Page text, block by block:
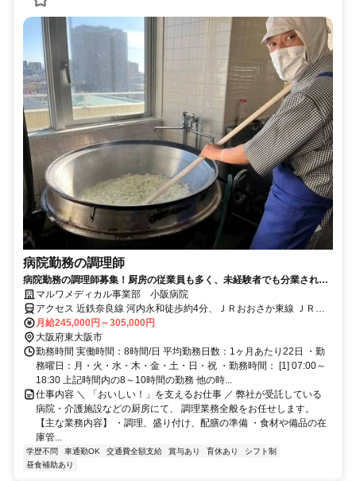
病院勤務の調理師
病院勤務の調理師募集！厨房の従業員も多く、未経験者でも分業されて
いて仕事のやりやすい職場です！
マルワメディカル事業部 小阪病院
アクセス 近鉄奈良線 河内永和徒歩約4分、ＪＲおおさか東線 ＪＲ河
内永和徒歩約4分、ＪＲおおさか東線 ＪＲ俊徳道徒歩約6分
月給245,000円～305,000円
大阪府東大阪市
勤務時間 実働時間：8時間/日 平均勤務日数：1ヶ月あたり22日 ・勤
務曜日：月・火・水・木・金・土・日・祝 ・勤務時間： [1] 07:00～
18:30 上記時間内の8～10時間の勤務 他の時...
仕事内容 ＼ 「おいしい！」を支えるお仕事 ／ 弊社が受託している
病院・介護施設などの厨房にて、 調理業務全般をお任せします。
【主な業務内容】 ・調理、盛り付け、配膳の準備 ・食材や備品の在
庫管...
学歴不問 車通勤OK 交通費全額支給 賞与あり 育休あり
シフト制
昼食補助あり